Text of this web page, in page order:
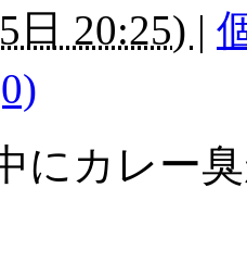
日 20:25) |
にカレー